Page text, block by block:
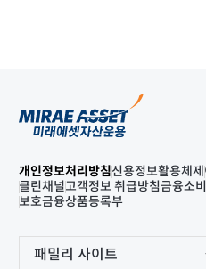
개인정보처리방침신용정보활용체제
클린채널고객정보 취급방침금융소
보호금융상품등록부
패밀리 사이트